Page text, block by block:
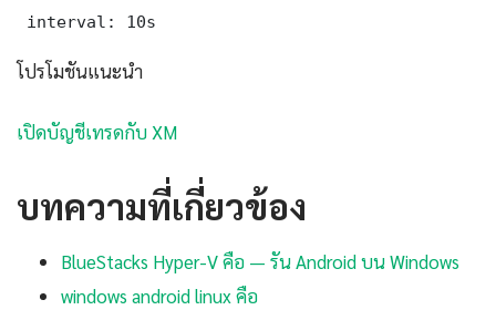
interval: 10s
โปรโมชันแนะนำ
เปิดบัญชีเทรดกับ XM
บทความที่เกี่ยวข้อง
BlueStacks Hyper-V คือ — รัน Android บน Windows
windows android linux คือ